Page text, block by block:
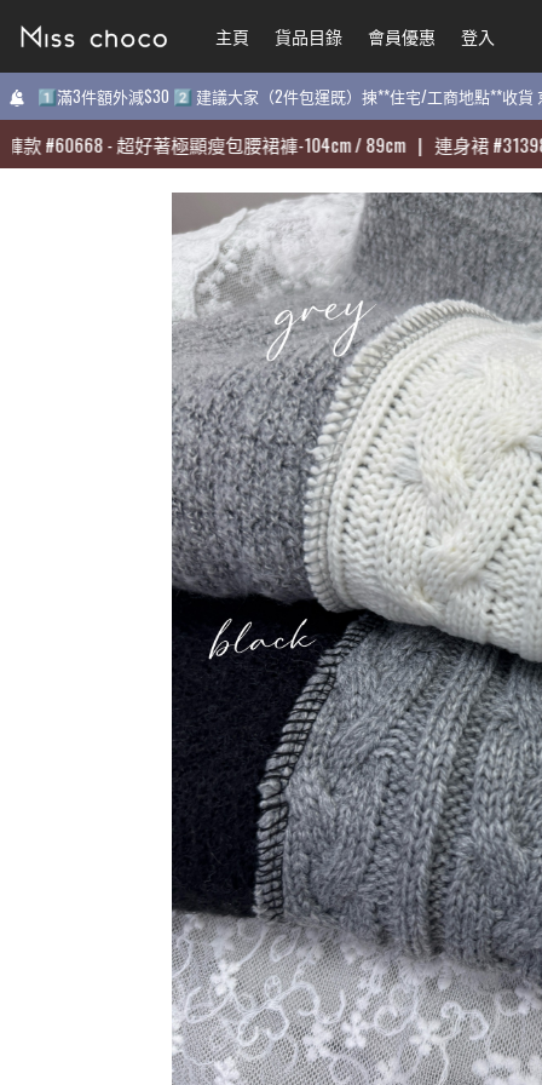
主頁 貨品目錄 會員優惠 登入
1️⃣滿3件額外減$30 2️⃣ 建議大家（2件包運既）揀**住宅/工商地點**收
-超好著極顯瘦包腰裙褲-104cm / 89cm | 連身裙 #31398-質
主頁 貨品目錄 會員優惠 登入
1️⃣滿3件額外減$30 2️⃣ 建議大家（2件包運既）揀**住宅/工商地點**收
-超好著極顯瘦包腰裙褲-104cm / 89cm | 連身裙 #31398-質